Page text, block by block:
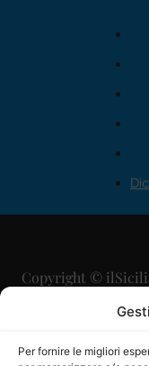
Per fornire le migliori
Copyright ©